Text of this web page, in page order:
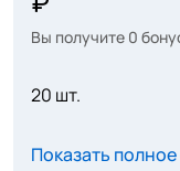
Вы получите 0
20 шт.
Показать